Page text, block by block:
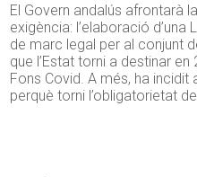
El Govern andalús afrontarà
exigència: l’elaboració d’una
de marc legal per al conjunt
que l’Estat torni a destinar
Fons Covid. A més, ha
perquè torni l’obligatorietat